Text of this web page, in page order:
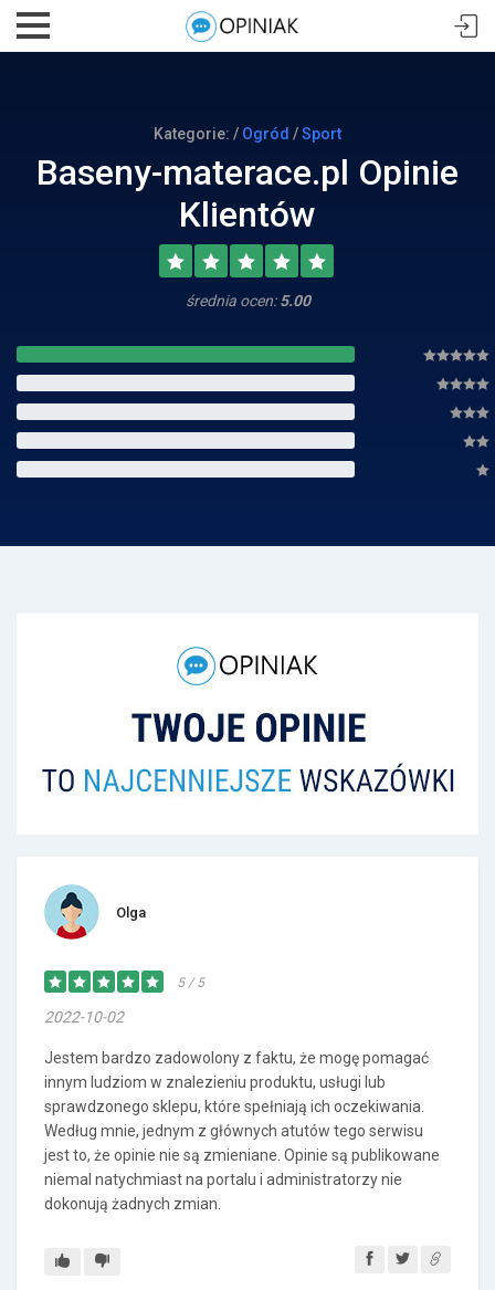
Kategorie: / Ogród /Sport
Baseny-materace.pl Opinie
Klientów
średnia ocen:5.00
Olga
5 / 5
2022-10-02
Jestem bardzo zadowolony z faktu, że mogę pomagać
innym ludziom w znalezieniu produktu, usługi lub
sprawdzonego sklepu, które spełniają ich oczekiwania.
Według mnie, jednym z głównych atutów tego serwisu
jest to, że opinie nie są zmieniane. Opinie są publikowane
niemal natychmiast na portalu i administratorzy nie
dokonują żadnych zmian.